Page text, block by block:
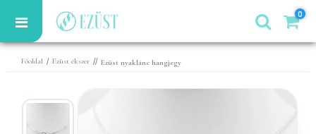
0
Főoldal / Ezüst ékszer // Ezüst nyaklánc hangjegy